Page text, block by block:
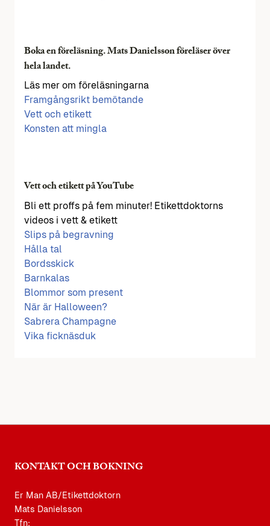
Boka en föreläsning. Mats Danielsson föreläser över
hela landet.
Läs mer om föreläsningarna
Framgångsrikt bemötande
Vett och etikett
Konsten att mingla
Vett och etikett på YouTube
Bli ett proffs på fem minuter! Etikettdoktorns
videos i vett & etikett
Slips på begravning
Hålla tal
Bordsskick
Barnkalas
Blommor som present
När är Halloween?
Sabrera Champagne
Vika ficknäsduk
KONTAKT OCH BOKNING
Er Man AB/Etikettdoktorn
Mats Danielsson
Tfn: